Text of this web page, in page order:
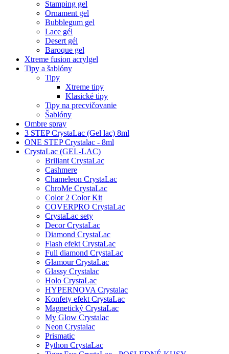
Stamping gel
Ornament gel
Bubblegum gel
Lace gél
Desert gél
Baroque gel
Xtreme fusion acrylgel
Tipy a šablóny
Tipy
Xtreme tipy
Klasické tipy
Tipy na precvičovanie
Šablóny
Ombre spray
3 STEP CrystaLac (Gel lac) 8ml
ONE STEP Crystalac - 8ml
CrystaLac (GEL-LAC)
Briliant CrystaLac
Cashmere
Chameleon CrystaLac
ChroMe CrystaLac
Color 2 Color Kit
COVERPRO CrystaLac
CrystaLac sety
Decor CrystaLac
Diamond CrystaLac
Flash efekt CrystaLac
Full diamond CrystaLac
Glamour CrystaLac
Glassy Crystalac
Holo CrystaLac
HYPERNOVA Crystalac
Konfety efekt CrystaLac
Magnetický CrystaLac
My Glow Crystalac
Neon Crystalac
Prismatic
Python CrystaLac